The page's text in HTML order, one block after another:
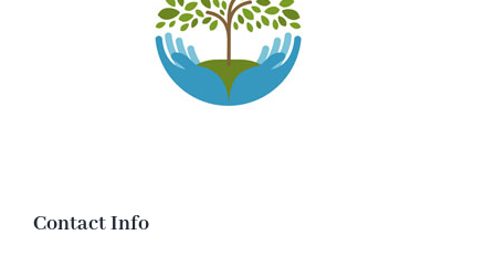
Contact Info